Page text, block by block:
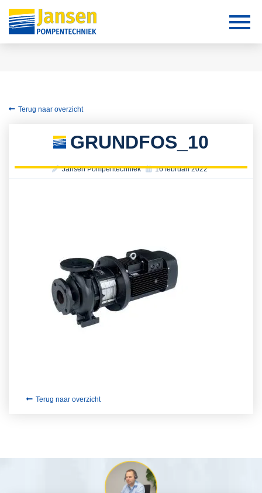
Terug naar overzicht
GRUNDFOS_10
Jansen Pompentechniek 16 februari 2022
Terug naar overzicht